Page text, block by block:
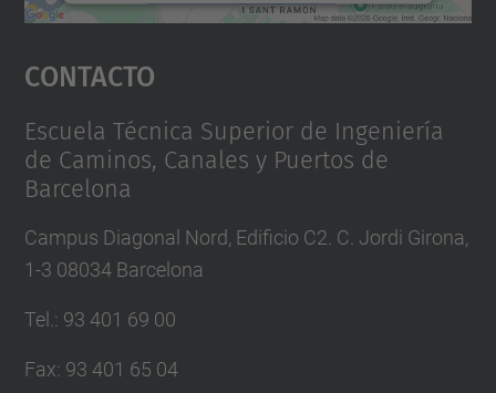
Aceptar
powered by
Contacto
Escuela Técnica Superior de Ingeniería
de Caminos, Canales y Puertos de
Barcelona
Campus Diagonal Nord, Edificio C2. C. Jordi Girona,
1-3 08034 Barcelona
Tel. : 93 401 69 00
Fax: 93 401 65 04